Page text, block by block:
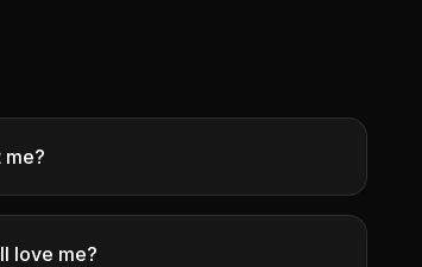
me?
love me?